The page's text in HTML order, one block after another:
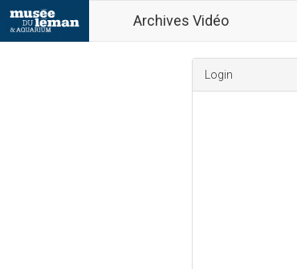
Archives Vidéo
Login